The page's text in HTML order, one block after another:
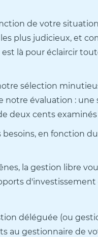
de votre
plus judicieux, et
là pour éclaircir
sélection
notre évaluation : une
deux cents examinés
besoins, en fonction
la gestion libre
d'investissement
déléguée (ou
au gestionnaire de